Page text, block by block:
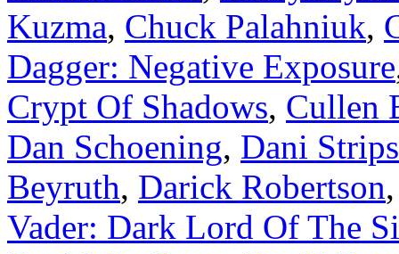
Kuzma, Chuck Palahniuk,
Dagger: Negative Exposure
Crypt Of Shadows, Cullen
Dan Schoening, Dani Strips
Beyruth, Darick Robertson
Vader: Dark Lord Of The